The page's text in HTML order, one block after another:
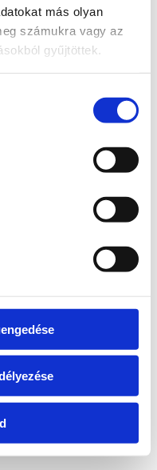
más olyan
számukra vagy az
gyűjtöttek.